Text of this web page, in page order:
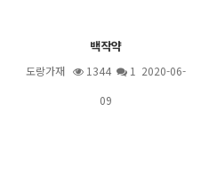
백작약
도랑가재 1344 1 2020-06-
09